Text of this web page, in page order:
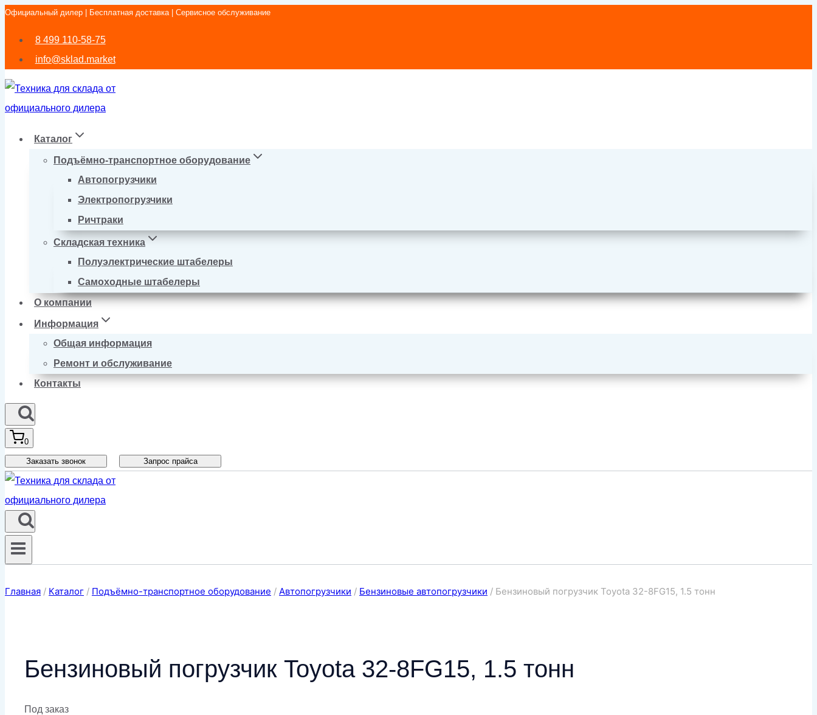
Перейти
Официальный дилер | Бесплатная доставка | Сервисное обслуживание
8 499 110-58-75
info@sklad.market
Каталог
Подъёмно-транспортное оборудование
Автопогрузчики
Электропогрузчики
Ричтраки
Складская техника
Полуэлектрические штабелеры
Самоходные штабелеры
О компании
Информация
Общая информация
Ремонт и обслуживание
Контакты
0
Заказать звонок Запрос прайса
Главная / Каталог / Подъёмно-транспортное оборудование / Автопогрузчики / Бензиновые автопогрузчики / Бензиновый погрузчик Toyota 32-8FG15, 1.5 тонн
Бензиновый погрузчик Toyota 32-8FG15, 1.5 тонн
Под заказ